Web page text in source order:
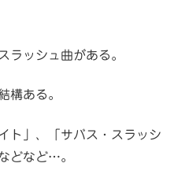
ラッシュ曲がある。
構ある。
ト」、「サバス・スラッシ
どなど…。